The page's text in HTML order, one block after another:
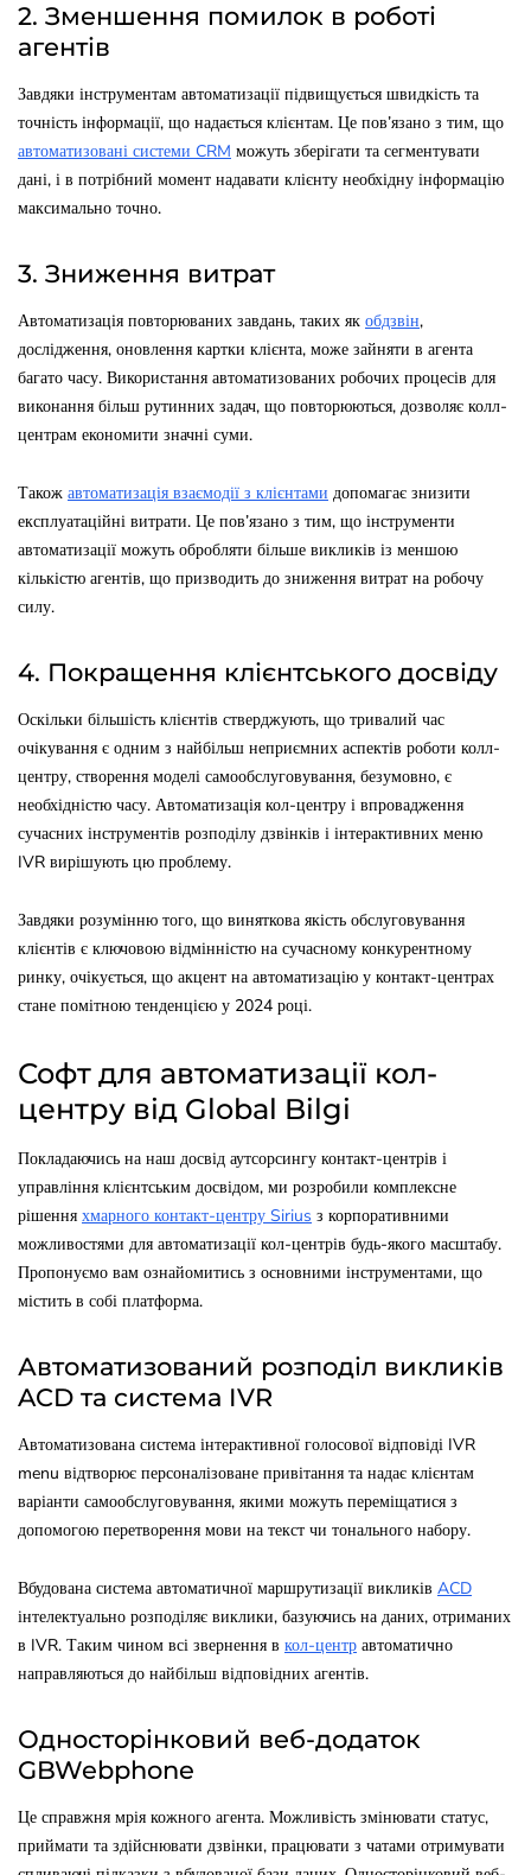
2. Зменшення помилок в роботі
агентів
Завдяки інструментам автоматизації підвищується швидкість та
точність інформації, що надається клієнтам. Це пов’язано з тим, що
автоматизовані системи CRM можуть зберігати та сегментувати
дані, і в потрібний момент надавати клієнту необхідну інформацію
максимально точно.
3. Зниження витрат
Автоматизація повторюваних завдань, таких як обдзвін,
дослідження, оновлення картки клієнта, може зайняти в агента
багато часу. Використання автоматизованих робочих процесів для
виконання більш рутинних задач, що повторюються, дозволяє колл-
центрам економити значні суми.
Також автоматизація взаємодії з клієнтами допомагає знизити
експлуатаційні витрати. Це пов’язано з тим, що інструменти
автоматизації можуть обробляти більше викликів із меншою
кількістю агентів, що призводить до зниження витрат на робочу
силу.
4. Покращення клієнтського досвіду
Оскільки більшість клієнтів стверджують, що тривалий час
очікування є одним з найбільш неприємних аспектів роботи колл-
центру, створення моделі самообслуговування, безумовно, є
необхідністю часу. Автоматизація кол-центру і впровадження
сучасних інструментів розподілу дзвінків і інтерактивних меню
IVR вирішують цю проблему.
Завдяки розумінню того, що виняткова якість обслуговування
клієнтів є ключовою відмінністю на сучасному конкурентному
ринку, очікується, що акцент на автоматизацію у контакт-центрах
стане помітною тенденцією у 2024 році.
Софт для автоматизації кол-
центру від Global Bilgi
Покладаючись на наш досвід аутсорсингу контакт-центрів і
управління клієнтським досвідом, ми розробили комплексне
рішення хмарного контакт-центру Sirius з корпоративними
можливостями для автоматизації кол-центрів будь-якого масштабу.
Пропонуємо вам ознайомитись з основними інструментами, що
містить в собі платформа.
Автоматизований розподіл викликів
ACD та система IVR
Автоматизована система інтерактивної голосової відповіді IVR
menu відтворює персоналізоване привітання та надає клієнтам
варіанти самообслуговування, якими можуть переміщатися з
допомогою перетворення мови на текст чи тонального набору.
Вбудована система автоматичної маршрутизації викликів ACD
інтелектуально розподіляє виклики, базуючись на даних, отриманих
в IVR. Таким чином всі звернення в кол-центр автоматично
направляються до найбільш відповідних агентів.
Односторінковий веб-додаток
GBWebphone
Це справжня мрія кожного агента. Можливість змінювати статус,
приймати та здійснювати дзвінки, працювати з чатами отримувати